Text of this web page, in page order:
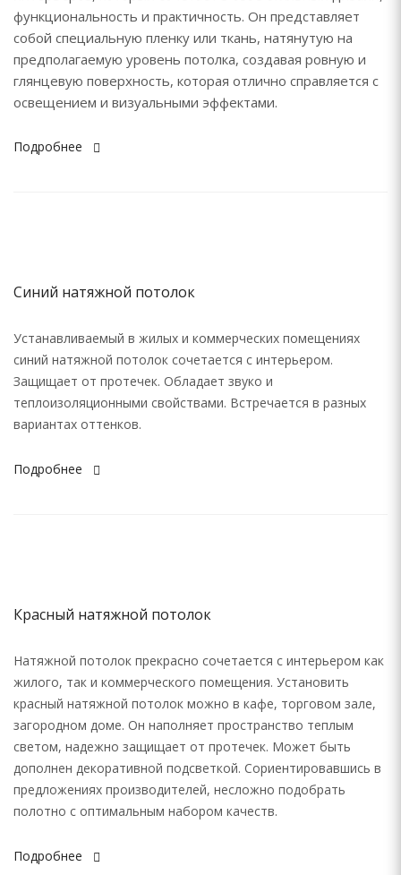
функциональность и практичность. Он представляет
собой специальную пленку или ткань, натянутую на
предполагаемую уровень потолка, создавая ровную и
глянцевую поверхность, которая отлично справляется с
освещением и визуальными эффектами.
Подробнее
Синий натяжной потолок
Устанавливаемый в жилых и коммерческих помещениях
синий натяжной потолок сочетается с интерьером.
Защищает от протечек. Обладает звуко и
теплоизоляционными свойствами. Встречается в разных
вариантах оттенков.
Подробнее
Красный натяжной потолок
Натяжной потолок прекрасно сочетается с интерьером как
жилого, так и коммерческого помещения. Установить
красный натяжной потолок можно в кафе, торговом зале,
загородном доме. Он наполняет пространство теплым
светом, надежно защищает от протечек. Может быть
дополнен декоративной подсветкой. Сориентировавшись в
предложениях производителей, несложно подобрать
полотно с оптимальным набором качеств.
Подробнее